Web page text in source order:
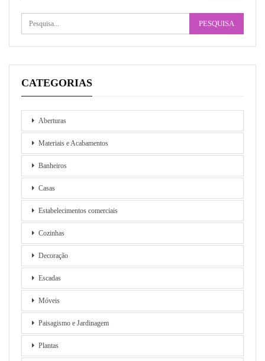
CATEGORIAS
Aberturas
Materiais e Acabamentos
Banheiros
Casas
Estabelecimentos comerciais
Cozinhas
Decoração
Escadas
Móveis
Paisagismo e Jardinagem
Plantas